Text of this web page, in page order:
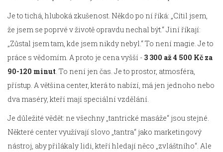
Je to tichá, hluboká zkušenost. Někdo po ní říká: „Cítil jsem,
že jsem se poprvé v životě opravdu nechal být.“ Jiní říkají:
„Zůstal jsem tam, kde jsem nikdy nebyl.“ To není magie. Je to
práce s vědomím. A proto je cena vyšší - 3 300 až 4 500 Kč za
90-120 minut. To není jen čas. Je to prostor, atmosféra,
přístup. A většina center, která to nabízí, má jen jednoho nebo
dva maséry, kteří mají speciální vzdělání.
Je důležité vědět: ne všechny „tantrické masáže“ jsou stejné.
Některé center využívají slovo „tantra“ jako marketingový
nástroj, aby přilákaly lidi, kteří hledají něco „zvláštního“. Ale